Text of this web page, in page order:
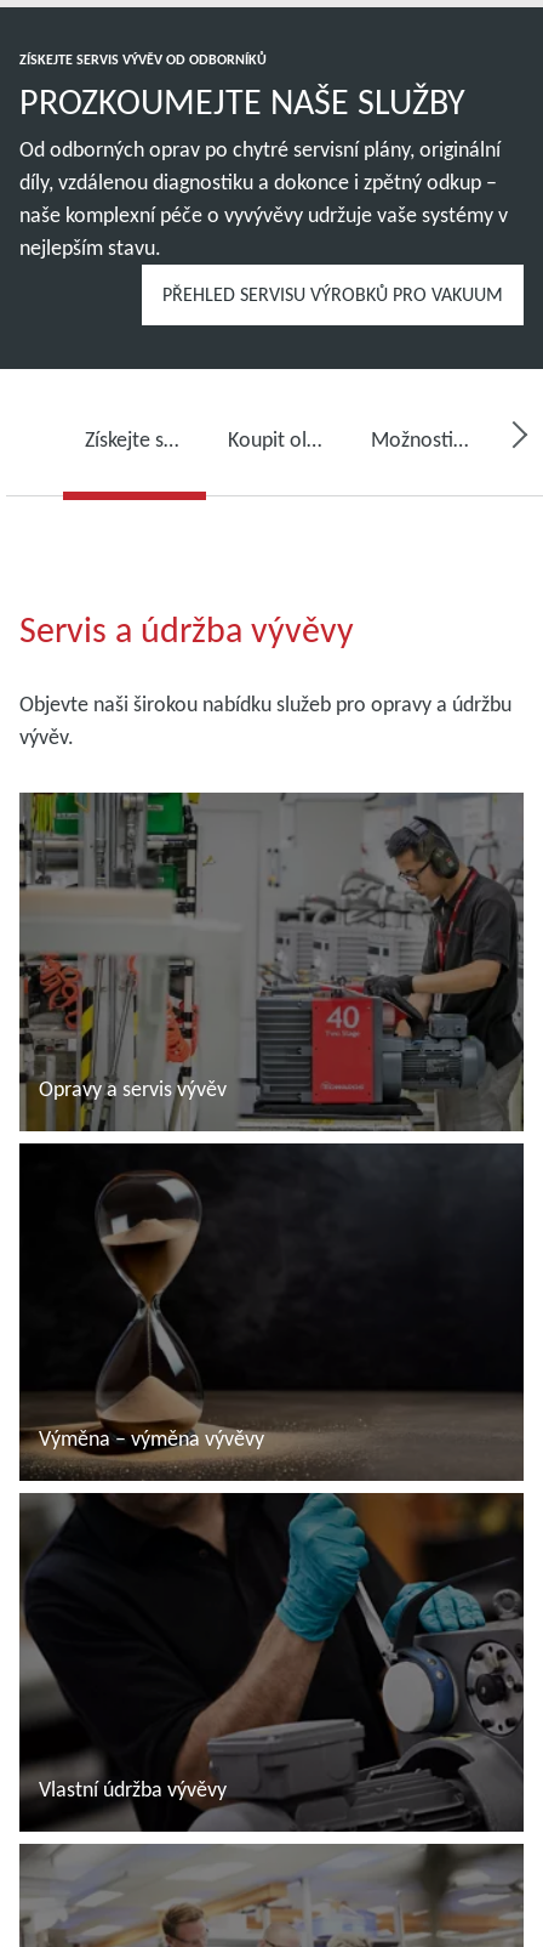
ZÍSKEJTE SERVIS VÝVĚV OD ODBORNÍKŮ
PROZKOUMEJTE NAŠE SLUŽBY
Od odborných oprav po chytré servisní plány, originální
díly, vzdálenou diagnostiku a dokonce i zpětný odkup –
naše komplexní péče o vyvývěvy udržuje vaše systémy v
nejlepším stavu.
PŘEHLED SERVISU VÝROBKŮ PRO VAKUUM
Získejte servis pro svou vývěvu Koupit olej pro vývěvy, náhradní díly a sady Možnosti připojení, monitorování a detekce
Servis a údržba vývěvy
Objevte naši širokou nabídku služeb pro opravy a údržbu
vývěv.
Opravy a servis vývěv
Výměna – výměna vývěvy
Další informace
Vlastní údržba vývěvy
Další informace